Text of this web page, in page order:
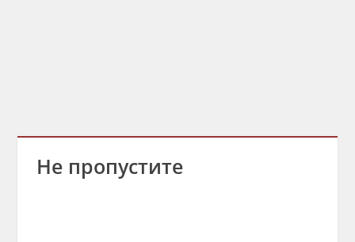
Не пропустите